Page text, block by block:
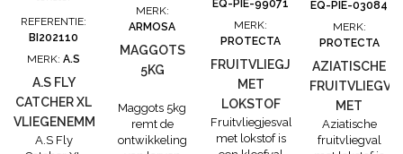
die er net
onder...
REFERENTIE:
BI202110
MERK:A.S
A.S FLY
CATCHER XL
VLIEGENEMMER
INCL. 240
A.S Fly
MERK:
ARMOSA
MAGGOTS
5KG
Maggots 5kg
remt de
ontwikkeling
EQ-PIE-99071
MERK:
PROTECTA
FRUITVLIEGJESVAL
MET
LOKSTOF
Fruitvliegjesval
met lokstof is
EQ-PIE-03084
MERK:
PROTECTA
AZIATISCHE
MET
LOKSTOF
Aziatische
fruitvliegval